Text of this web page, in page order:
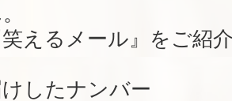
えるメール』をご紹
したナンバー